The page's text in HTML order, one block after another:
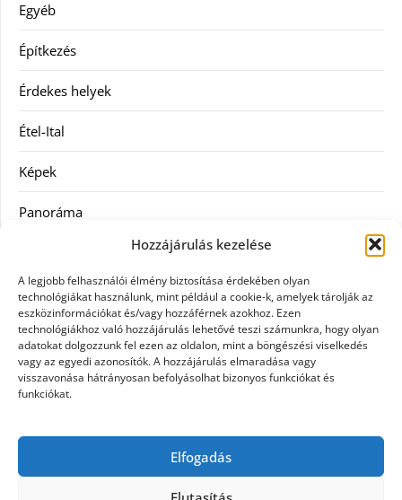
Hozzájárulás kezelése
A legjobb felhasználói élmény biztosítása érdekében olyan
technológiákat használunk, mint például a cookie-k, amelyek tárolják az
eszközinformációkat és/vagy hozzáférnek azokhoz. Ezen
technológiákhoz való hozzájárulás lehetővé teszi számunkra, hogy olyan
adatokat dolgozzunk fel ezen az oldalon, mint a böngészési viselkedés
vagy az egyedi azonosítók. A hozzájárulás elmaradása vagy
visszavonása hátrányosan befolyásolhat bizonyos funkciókat és
funkciókat.
Elfogadás
Egyéb
Építkezés
Érdekes helyek
Étel-Ital
Képek
Panoráma
Szolgáltatás
Vásárlás
Webáruházak
gin árak